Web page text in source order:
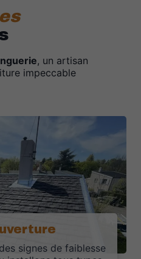
, un artisan
impeccable
signes de faiblesse